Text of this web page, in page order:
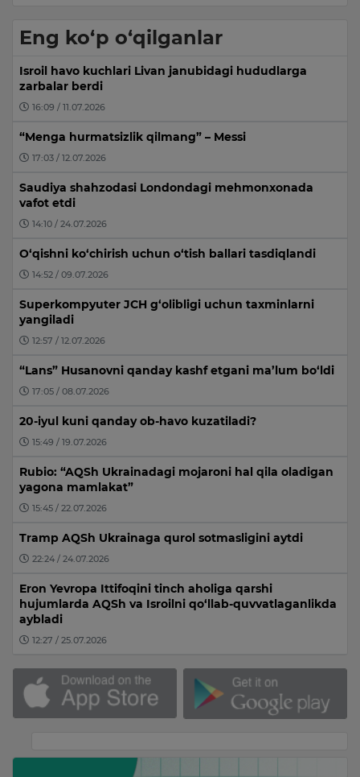
Eng ko‘p o‘qilganlar
Isroil havo kuchlari Livan janubidagi hududlarga
zarbalar berdi
16:09 / 11.07.2026
“Menga hurmatsizlik qilmang” – Messi
17:03 / 12.07.2026
Saudiya shahzodasi Londondagi mehmonxonada
vafot etdi
14:10 / 24.07.2026
O‘qishni ko‘chirish uchun o‘tish ballari tasdiqlandi
14:52 / 09.07.2026
Superkompyuter JCH g‘olibligi uchun taxminlarni
yangiladi
12:57 / 12.07.2026
“Lans” Husanovni qanday kashf etgani ma’lum bo‘ldi
17:05 / 08.07.2026
20-iyul kuni qanday ob-havo kuzatiladi?
15:49 / 19.07.2026
Rubio: “AQSh Ukrainadagi mojaroni hal qila oladigan
yagona mamlakat”
15:45 / 22.07.2026
Tramp AQSh Ukrainaga qurol sotmasligini aytdi
22:24 / 24.07.2026
Eron Yevropa Ittifoqini tinch aholiga qarshi
hujumlarda AQSh va Isroilni qo‘llab-quvvatlaganlikda
aybladi
12:27 / 25.07.2026